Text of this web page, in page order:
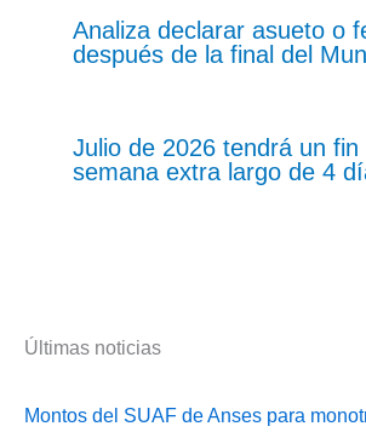
Analiza declarar asueto o
después de la final del
Julio de 2026 tendrá un fin
semana extra largo de 4
Últimas noticias
Montos del SUAF de Anses para